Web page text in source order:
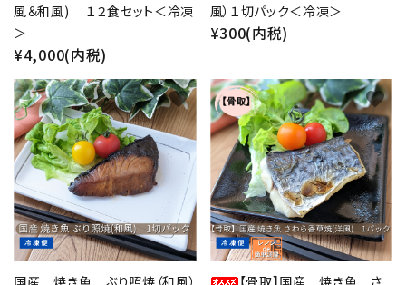
風＆和風) １２食セット＜冷凍
＞
¥4,000(内税)
風）１切パック＜冷凍＞
¥300(内税)
国産 焼き魚 ぶり照焼（和風）
favorite
【骨取】国産 焼き魚 さ
favorite